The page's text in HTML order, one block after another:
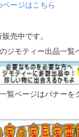
ージはこちら
売中です。
ジモティー出品一覧
覧ページはバナーを